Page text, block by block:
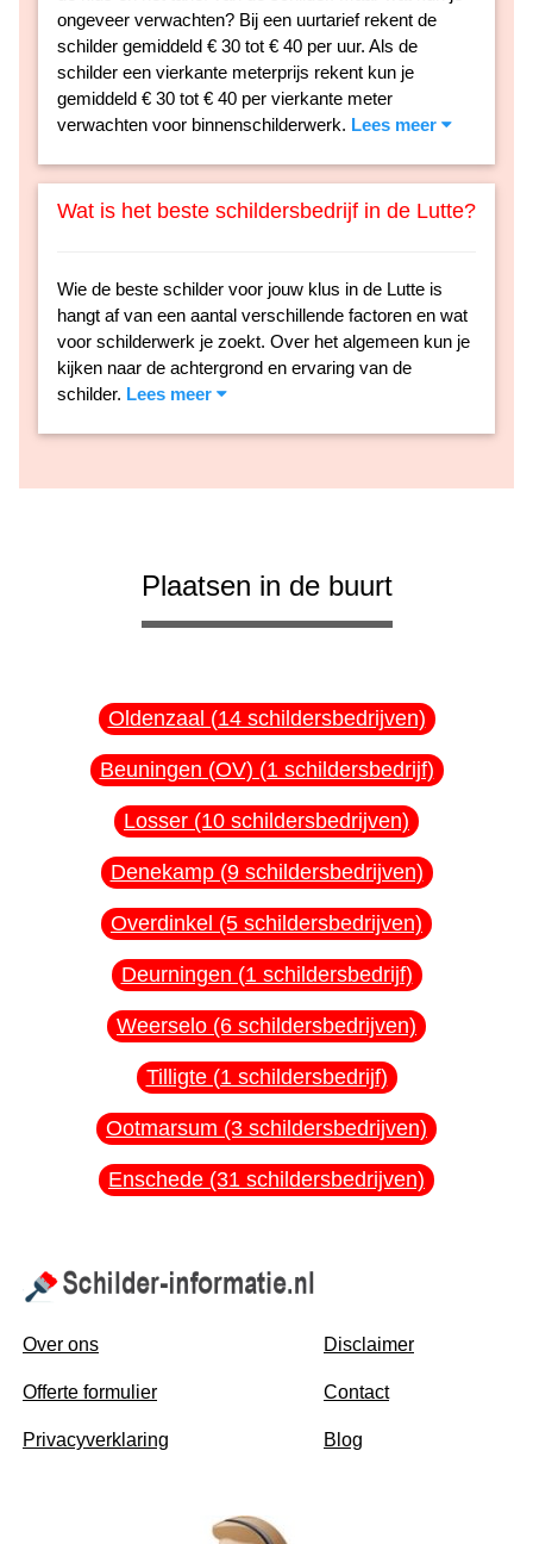
ongeveer verwachten? Bij een uurtarief rekent de
schilder gemiddeld € 30 tot € 40 per uur. Als de
schilder een vierkante meterprijs rekent kun je
gemiddeld € 30 tot € 40 per vierkante meter
verwachten voor binnenschilderwerk. Lees meer
Wat is het beste schildersbedrijf in de Lutte?
Wie de beste schilder voor jouw klus in de Lutte is
hangt af van een aantal verschillende factoren en wat
voor schilderwerk je zoekt. Over het algemeen kun je
kijken naar de achtergrond en ervaring van de
schilder. Lees meer
Plaatsen in de buurt
Oldenzaal (14 schildersbedrijven)
Beuningen (OV) (1 schildersbedrijf)
Losser (10 schildersbedrijven)
Denekamp (9 schildersbedrijven)
Overdinkel (5 schildersbedrijven)
Deurningen (1 schildersbedrijf)
Weerselo (6 schildersbedrijven)
Tilligte (1 schildersbedrijf)
Ootmarsum (3 schildersbedrijven)
Enschede (31 schildersbedrijven)
Over ons
Offerte formulier
Privacyverklaring
Disclaimer
Contact
Blog